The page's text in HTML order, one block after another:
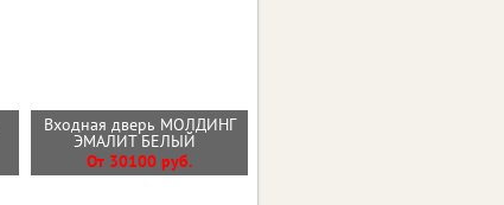
Входная дверь МОЛДИНГ
ЭМАЛИТ БЕЛЫЙ
От 30100 руб.